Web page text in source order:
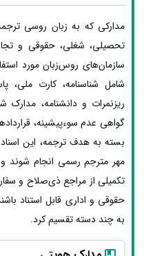
مدارکی که به زبان روسی
تحصیلی، شغلی، حقوقی و
سازمان‌های روس‌زبان مورد
شامل شناسنامه، کارت ملی،
ریزنمرات و دانشنامه، مدارک
گواهی عدم سوءپیشینه،
بسته به هدف ترجمه، این
مهر مترجم رسمی انجام شوند
تکمیلی از مراجع ذی‌صلاح و
حقوقی و اداری قابل استناد
به چند دسته تقسیم کرد.